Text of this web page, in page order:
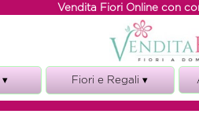
Vendita Fiori Online con
Fiori e Regali ▾